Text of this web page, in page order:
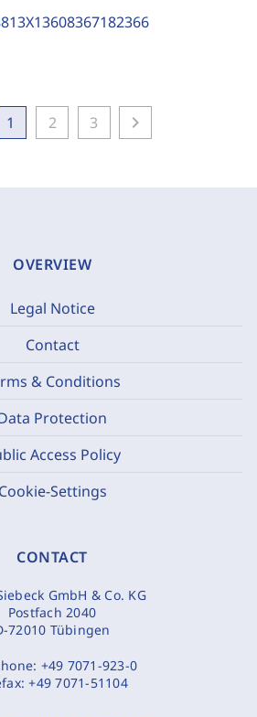
1 2 3 chevron_right
OVERVIEW
Legal Notice
Contact
& Conditions
Protection
Access Policy
Cookie-Settings
CONTACT
GmbH & Co. KG
Postfach 2040
72010 Tübingen
+49 7071-923-0
+49 7071-51104